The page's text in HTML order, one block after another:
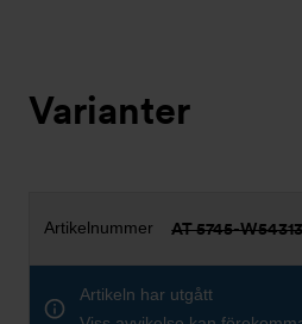
Varianter
AT 5745-
Artikeln har utgått